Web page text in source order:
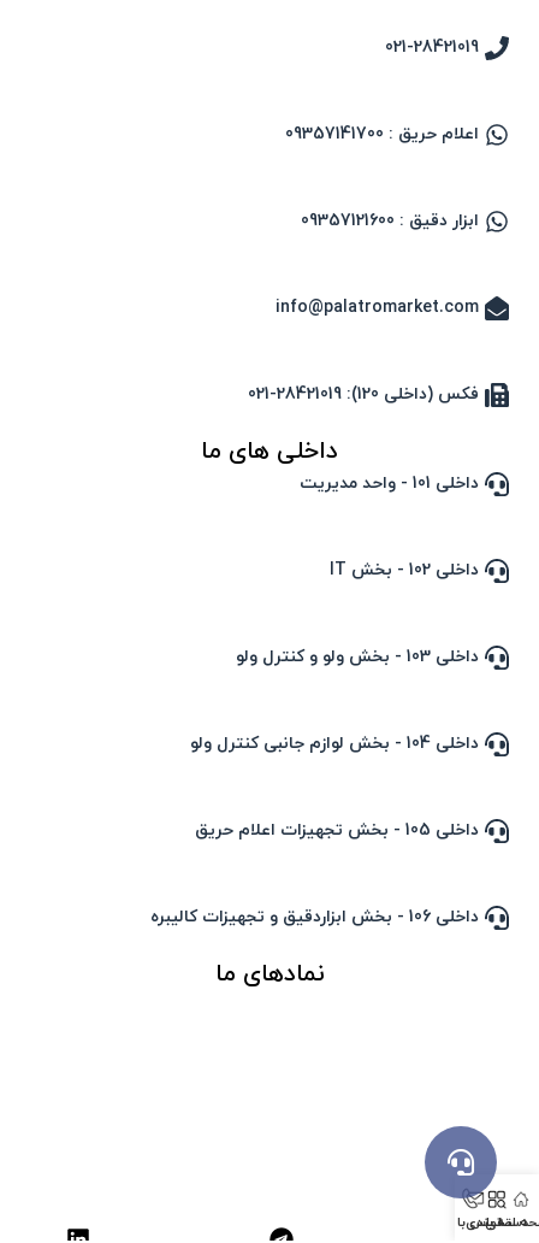
021-28421019
اعلام حریق : 09357141700
ابزار دقیق : 09357121600
info@palatromarket.com
فکس (داخلی 120): 28421019-021
داخلی های ما
داخلی 101 - واحد مدیریت
داخلی 102 - بخش IT
داخلی 103 - بخش ولو و کنترل ولو
داخلی 104 - بخش لوازم جانبی کنترل ولو
داخلی 105 - بخش تجهیزات اعلام حریق
داخلی 106 - بخش ابزاردقیق و تجهیزات کالیبره
نمادهای ما
اصلی
دسته بندی
تماس با ما